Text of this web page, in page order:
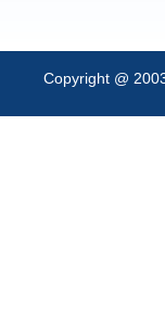
Copyright @